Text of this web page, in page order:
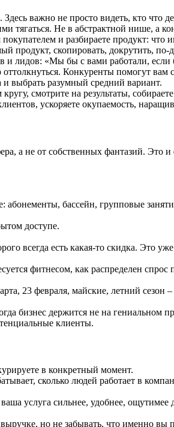
важно не просто видеть, кто что
тягаться. Не в абстрактной нише, а
и разбираете продукт:
продукт, скопировать, докрутить, по-
лидов: «Мы бы с вами работали,
Конкуренты помогут
выбрать разумный средний вариант.
смотрите на результаты,
ускоряете окупаемость,
а не от собственных фантазий. Это
абонементы, бассейн, групповые
доступе.
всегда есть какая-то скидка. Это
фитнесом, как распределен
23 февраля, майские, летний
бизнес держится не на гениальном
клиенты.
в конкретный момент.
сколько людей работает в
услуга сильнее, удобнее, ощутимее
но не забывать, что именно вы